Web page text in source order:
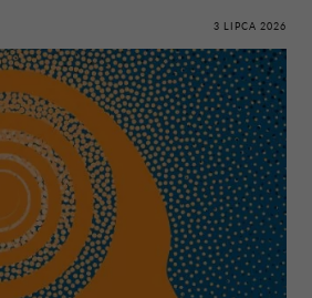
3 LIPCA 2026